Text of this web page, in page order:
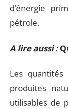
d’énergie
pétrole.
A lire aussi :
Les quantités
produites
utilisables de